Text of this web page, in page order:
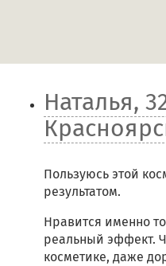
Наталья,
Пользуюсь этой
результатом.
Нравится именно
реальный эффект.
косметике, даже